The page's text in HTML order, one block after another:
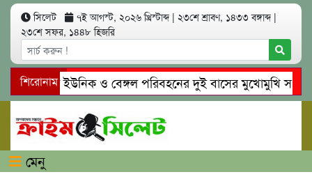
সিলেট ৭ই আগস্ট, ২০২৬ খ্রিস্টাব্দ | ২৩শে শ্রাবণ, ১৪৩৩ বঙ্গাব্দ |
২৩শে সফর, ১৪৪৮ হিজরি
শিরোনাম
সিলেটে ইউনিক ও বেঙ্গল পরিবহনের দুই বাসের মুখোমুখি
গোয়াইনঘাটে প্রেমের ফাঁদে তরুণী পাচার: মাদকাসক্ত রিমালকে
মেনু